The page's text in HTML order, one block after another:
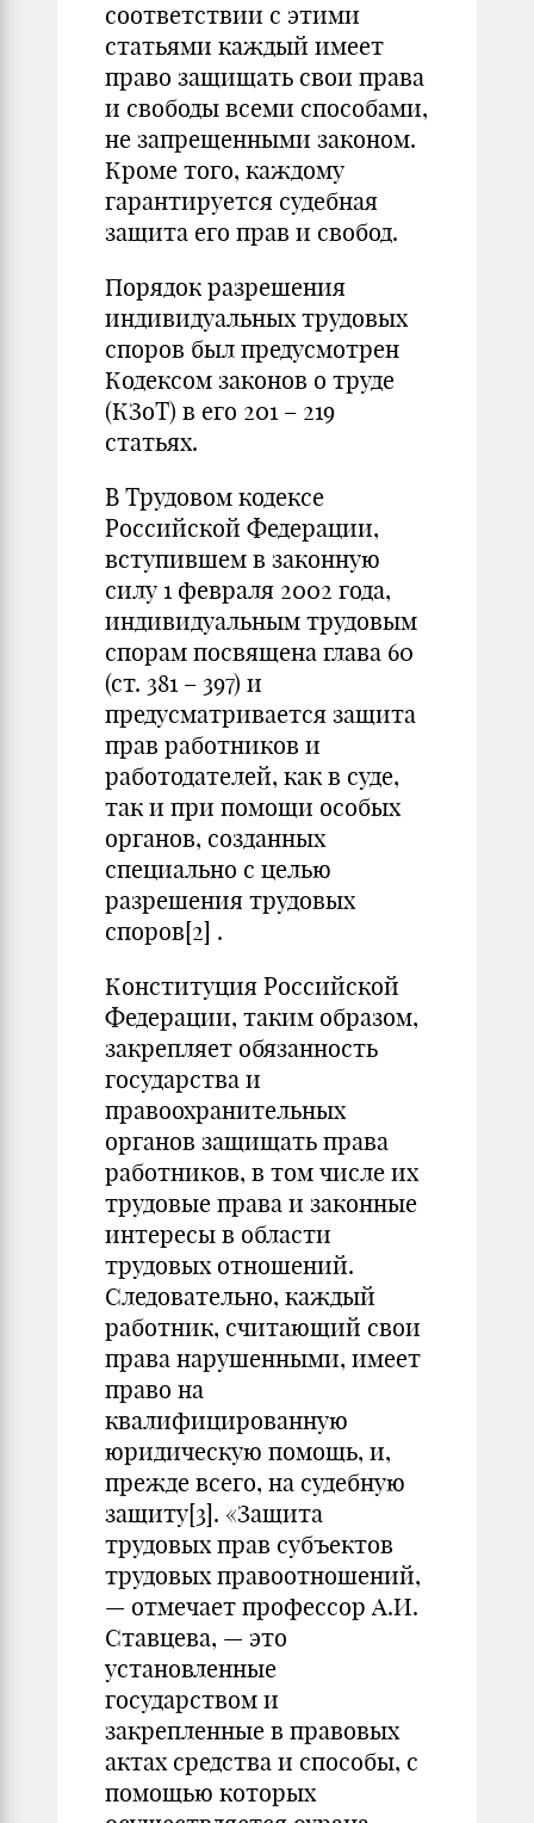
соответствии с этими
статьями каждый имеет
право защищать свои права
и свободы всеми способами,
не запрещенными законом.
Кроме того, каждому
гарантируется судебная
защита его прав и свобод.
Порядок разрешения
индивидуальных трудовых
споров был предусмотрен
Кодексом законов о труде
(КЗоТ) в его 201 – 219
статьях.
В Трудовом кодексе
Российской Федерации,
вступившем в законную
силу 1 февраля 2002 года,
индивидуальным трудовым
спорам посвящена глава 60
(ст. 381 – 397) и
предусматривается защита
прав работников и
работодателей, как в суде,
так и при помощи особых
органов, созданных
специально с целью
разрешения трудовых
споров[2] .
Конституция Российской
Федерации, таким образом,
закрепляет обязанность
государства и
правоохранительных
органов защищать права
работников, в том числе их
трудовые права и законные
интересы в области
трудовых отношений.
Следовательно, каждый
работник, считающий свои
права нарушенными, имеет
право на
квалифицированную
юридическую помощь, и,
прежде всего, на судебную
защиту[3]. «Защита
трудовых прав субъектов
трудовых правоотношений,
— отмечает профессор А.И.
Ставцева, — это
установленные
государством и
закрепленные в правовых
актах средства и способы, с
помощью которых